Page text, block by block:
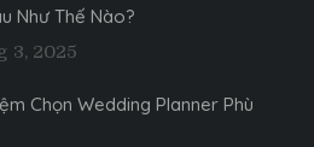
Như Thế Nào?
3, 2025
Chọn Wedding Planner Phù